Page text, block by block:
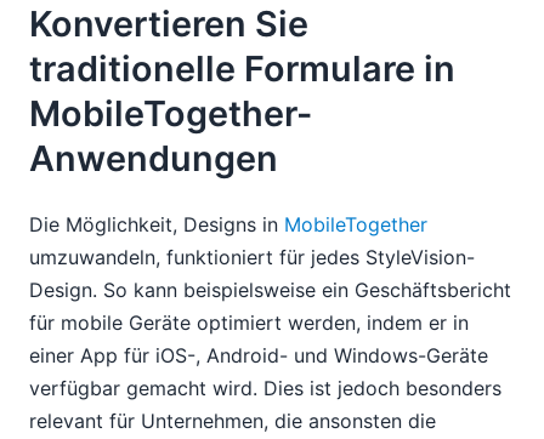
Konvertieren Sie
traditionelle Formulare in
MobileTogether-
Anwendungen
Die Möglichkeit, Designs in MobileTogether
umzuwandeln, funktioniert für jedes StyleVision-
Design. So kann beispielsweise ein Geschäftsbericht
für mobile Geräte optimiert werden, indem er in
einer App für iOS-, Android- und Windows-Geräte
verfügbar gemacht wird. Dies ist jedoch besonders
relevant für Unternehmen, die ansonsten die